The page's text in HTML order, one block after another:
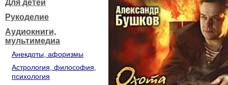
Для детей
Рукоделие
Аудиокниги,
мультимедиа
Анекдоты, афоризмы
Астрология, философия,
психология